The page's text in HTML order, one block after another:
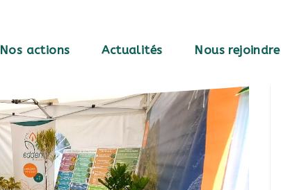
Nos actions Actualités Nous rejoindre